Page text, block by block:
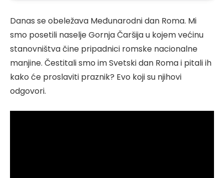
Danas se obeležava Međunarodni dan Roma. Mi
smo posetili naselje Gornja Čaršija u kojem većinu
stanovništva čine pripadnici romske nacionalne
manjine. Čestitali smo im Svetski dan Roma i pitali ih
kako će proslaviti praznik? Evo koji su njihovi
odgovori.